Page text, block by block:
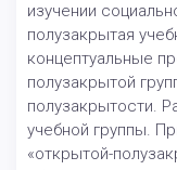
изучении
полузакрытая
концептуальные
полузакрытой
полузакрытости.
учебной группы.
«открытой-